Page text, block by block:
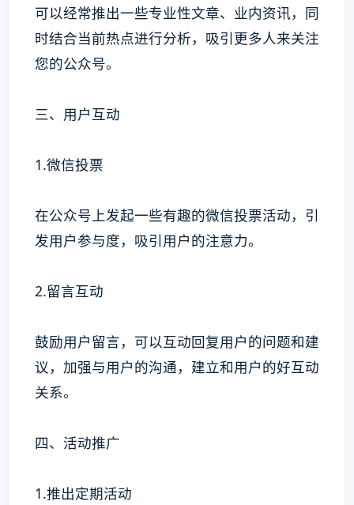
可以经常推出一些专业性文章、业内资讯，同
时结合当前热点进行分析，吸引更多人来关注
您的公众号。
三、用户互动
1.微信投票
在公众号上发起一些有趣的微信投票活动，引
发用户参与度，吸引用户的注意力。
2.留言互动
鼓励用户留言，可以互动回复用户的问题和建
议，加强与用户的沟通，建立和用户的好互动
关系。
四、活动推广
1.推出定期活动